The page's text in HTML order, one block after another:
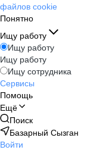
файлов cookie
Понятно
Ищу работу
Ищу работу
Ищу работу
Ищу сотрудника
Сервисы
Помощь
Ещё
Поиск
Базарный Сызган
Войти